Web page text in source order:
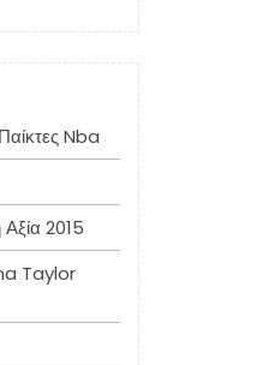
Nba
2015
Taylor